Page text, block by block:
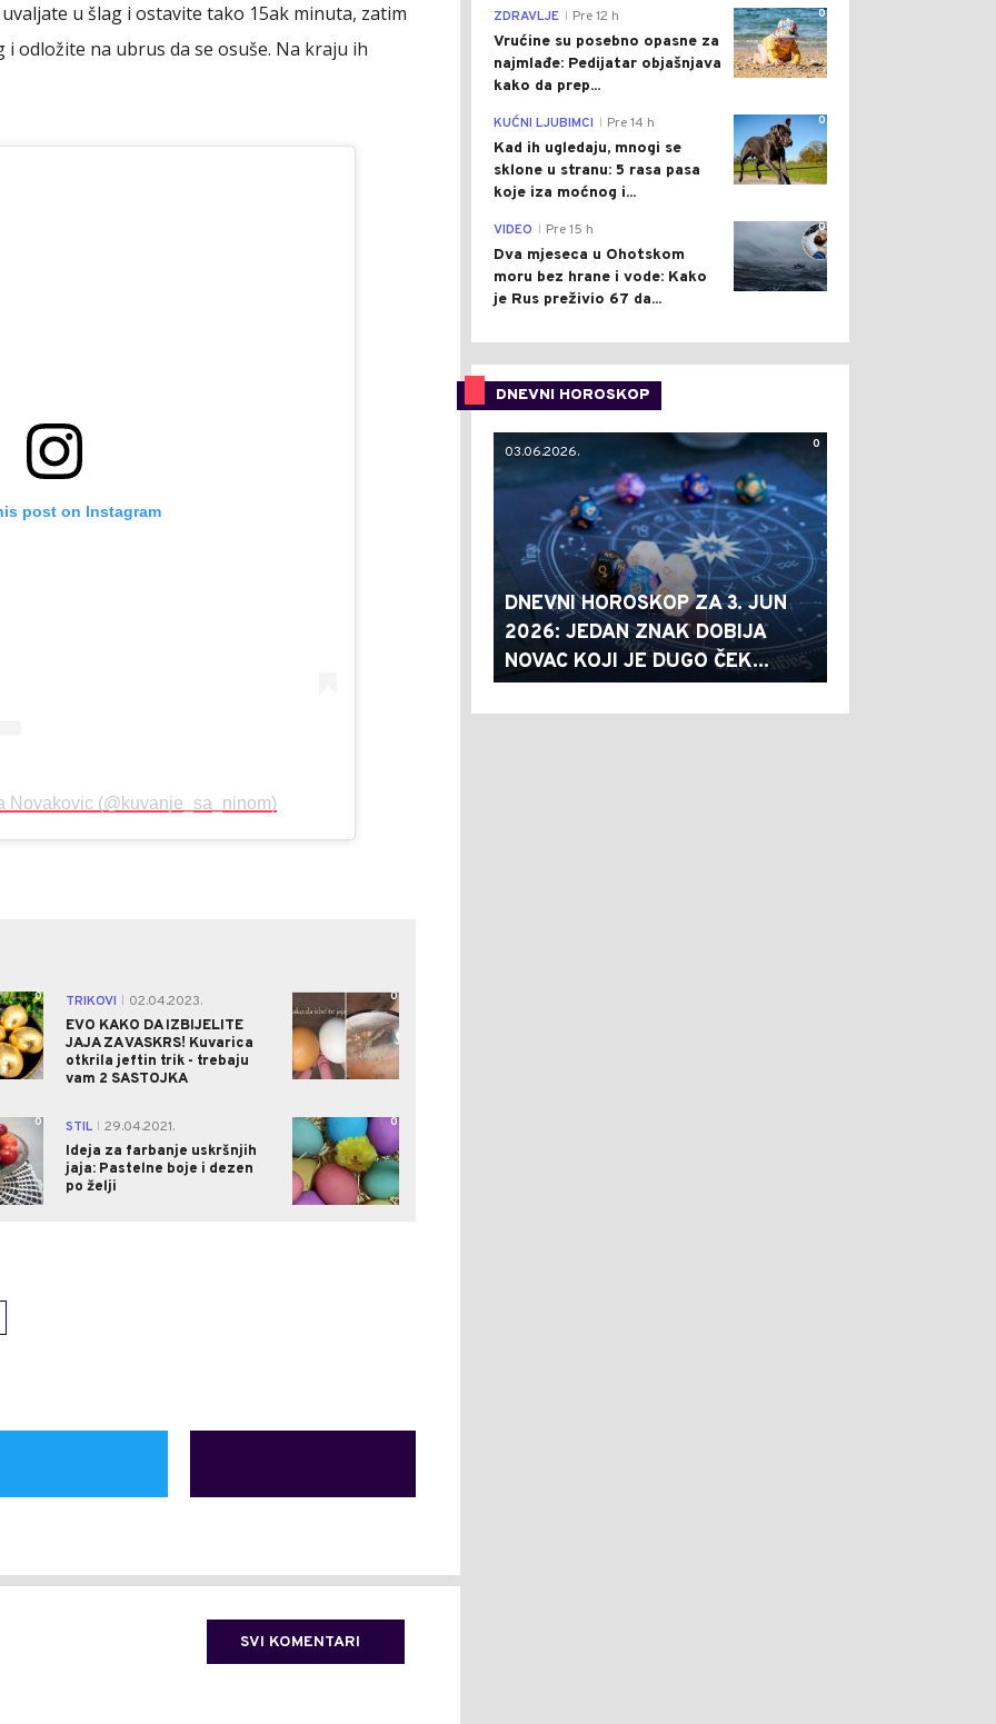
u šlag i ostavite tako 15ak minuta, zatim
odložite na ubrus da se osuše. Na kraju ih
post on Instagram
Novakovic (@kuvanje_sa_ninom)
0 TRIKOVI
02.04.2023.
EVO KAKO DA IZBIJELITE
JAJA ZA VASKRS! Kuvarica
otkrila jeftin trik - trebaju
vam 2 SASTOJKA
0
0 STIL
29.04.2021.
Ideja za farbanje uskršnjih
jaja: Pastelne boje i dezen
po želji
0
SVI KOMENTARI
0
ZDRAVLJE Pre 12 h
Vrućine su posebno opasne za
najmlađe: Pedijatar objašnjava
kako da prep...
0
KUĆNI LJUBIMCI Pre 14 h
Kad ih ugledaju, mnogi se
sklone u stranu: 5 rasa pasa
koje iza moćnog i...
0
VIDEO Pre 15 h
Dva mjeseca u Ohotskom
moru bez hrane i vode: Kako
je Rus preživio 67 da...
DNEVNI HOROSKOP
0
03.06.2026.
DNEVNI HOROSKOP ZA 3. JUN
2026: JEDAN ZNAK DOBIJA
NOVAC KOJI JE DUGO ČEK...